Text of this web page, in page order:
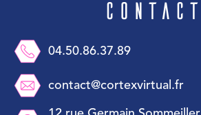
Contact
04.50.86.37.89
contact@cortexvirtual.fr